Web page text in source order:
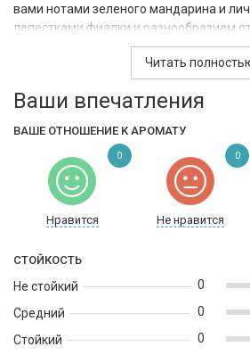
вами нотами зеленого мандарина и
лепестками фиалки и разнообразием
масла. «Сердце» аромата - сладкие и
цветков персика, фрезии и пиона. А
фруктово-цветочное великолепие
композицией мускуса, амбры и белой
Читать
Ваши впечатления
ВАШЕ ОТНОШЕНИЕ К АРОМАТУ
Нравится Не нравится
0 0
СТОЙКОСТЬ
Не стойкий
Средний
Стойкий
0
0
0